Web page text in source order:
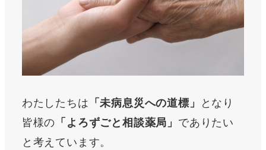
わたしたちは 「未病息災への道標」 となり
皆様の 「よろずごと相談薬局」 でありたい
と考えています。